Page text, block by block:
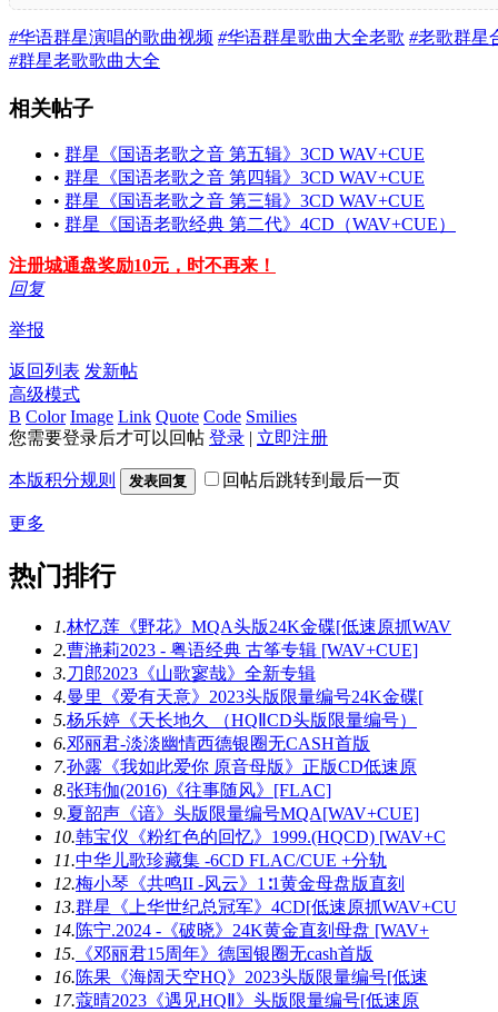
#华语群星演唱的歌曲视频 #华语群星歌曲大全老歌 #老歌群星
#群星老歌歌曲大全
相关帖子
• 群星《国语老歌之音 第五辑》3CD WAV+CUE
• 群星《国语老歌之音 第四辑》3CD WAV+CUE
• 群星《国语老歌之音 第三辑》3CD WAV+CUE
• 群星《国语老歌经典 第二代》4CD（WAV+CUE）
注册城通盘奖励10元，时不再来！
回复
举报
返回列表 发新帖
高级模式
B Color Image Link Quote Code Smilies
您需要登录后才可以回帖 登录 | 立即注册
本版积分规则 发表回复 回帖后跳转到最后一页
更多
热门排行
1.林忆莲《野花》MQA头版24K金碟[低速原抓WAV
2.曹滟莉2023 - 粤语经典 古筝专辑 [WAV+CUE]
3.刀郎2023《山歌寥哉》全新专辑
4.曼里《爱有天意》2023头版限量编号24K金碟[
5.杨乐婷《天长地久 （HQⅡCD头版限量编号）
6.邓丽君-淡淡幽情西德银圈无CASH首版
7.孙露《我如此爱你 原音母版》正版CD低速原
8.张玮伽(2016)《往事随风》[FLAC]
9.夏韶声《谙》头版限量编号MQA[WAV+CUE]
10.韩宝仪《粉红色的回忆》1999.(HQCD) [WAV+C
11.中华儿歌珍藏集 -6CD FLAC/CUE +分轨
12.梅小琴《共鸣II -风云》1∶1黄金母盘版直刻
13.群星《上华世纪总冠军》4CD[低速原抓WAV+CU
14.陈宁.2024 -《破晓》24K黄金直刻母盘 [WAV+
15. 《邓丽君15周年》德国银圈无cash首版
16.陈果《海阔天空HQ》2023头版限量编号[低速
17.蔻晴2023《遇见HQⅡ》头版限量编号[低速原